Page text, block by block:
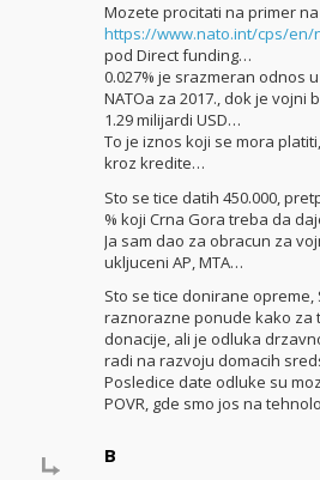
Mozete procitati na primer na
https://www.nato.int/cps/en/
pod Direct funding…
0.027% je srazmeran odnos
NATOa za 2017., dok je vojni
1.29 milijardi USD…
To je iznos koji se mora
kroz kredite…
Sto se tice datih 450.000,
% koji Crna Gora treba da
Ja sam dao za obracun za
ukljuceni AP, MTA…
Sto se tice donirane opreme,
raznorazne ponude kako za
donacije, ali je odluka
radi na razvoju domacih
Posledice date odluke su
POVR, gde smo jos na
B